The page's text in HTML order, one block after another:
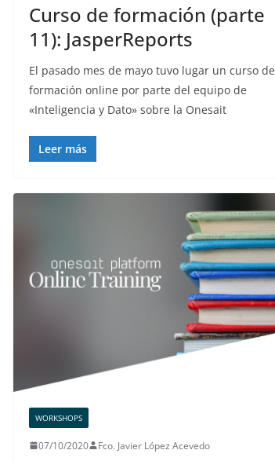
Curso de formación (parte
11): JasperReports
El pasado mes de mayo tuvo lugar un curso de
formación online por parte del equipo de
«Inteligencia y Dato» sobre la Onesait
Leer más
WORKSHOPS
07/10/2020 Fco. Javier López Acevedo